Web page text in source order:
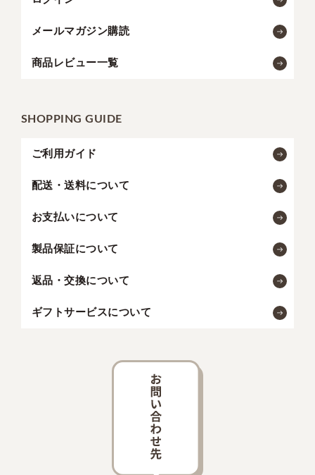
メールマガジン購読
商品レビュー一覧
SHOPPING GUIDE
ご利用ガイド
配送・送料について
お支払いについて
製品保証について
返品・交換について
ギフトサービスについて